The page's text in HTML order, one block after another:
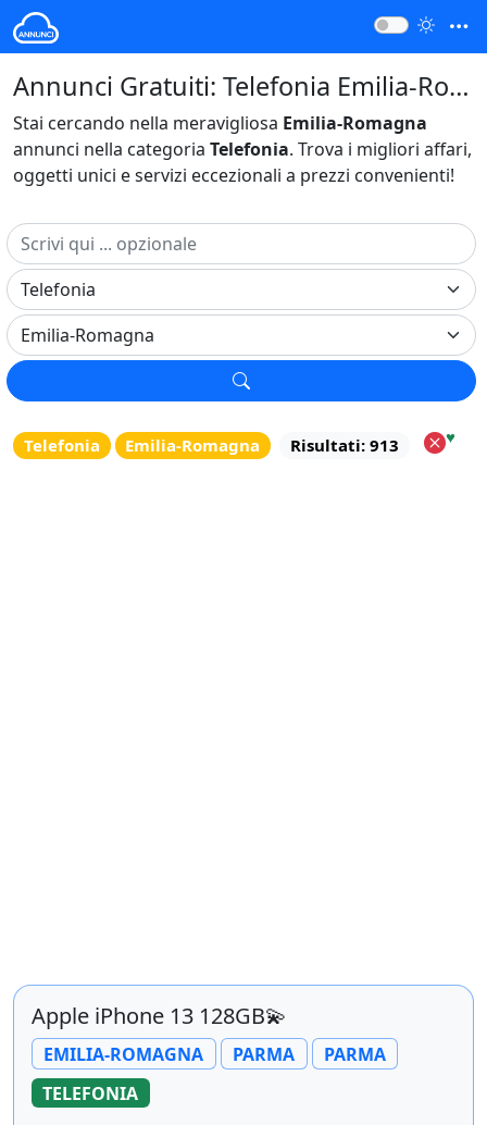
Annunci Gratuiti: Telefonia Emilia-Romagna Italia
Stai cercando nella meravigliosa Emilia-Romagna
annunci nella categoria Telefonia. Trova i migliori affari,
oggetti unici e servizi eccezionali a prezzi convenienti!
Telefonia Emilia-Romagna Risultati: 913 ♥
Apple iPhone 13 128GB💫
EMILIA-ROMAGNA PARMA
PARMA
TELEFONIA